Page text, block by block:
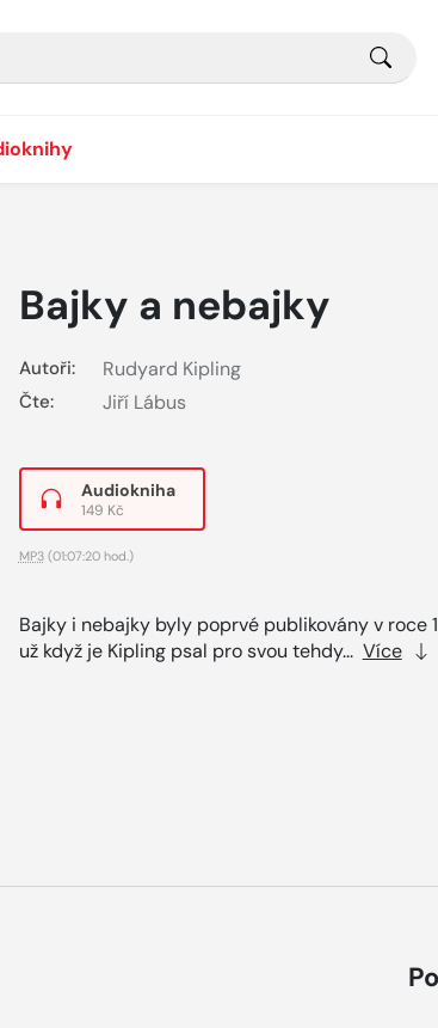
Bajky a nebajky
Autoři: Rudyard Kipling
Čte: Jiří Lábus
Audiokniha
149 Kč
MP3(01:07:20 hod.)
Bajky i nebajky byly poprvé publikovány v roce
už když je Kipling psal pro svou tehdy... Více